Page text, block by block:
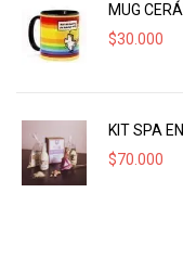
MUG
$30.000
KIT SPA
$70.000